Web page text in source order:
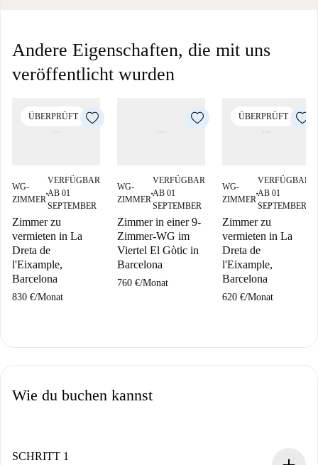
Andere Eigenschaften, die mit uns
veröffentlicht wurden
ÜBERPRÜFT
WG-
ZIMMER
■
VERFÜGBAR
AB 01
SEPTEMBER
Zimmer zu
vermieten in La
Dreta de
l'Eixample,
Barcelona
830 €/Monat
WG-
ZIMMER
■
VERFÜGBAR
AB 01
SEPTEMBER
Zimmer in einer 9-
Zimmer-WG im
Viertel El Gòtic in
Barcelona
760 €/Monat
ÜBERPRÜFT
WG-
ZIMMER
■
VERFÜGBAR
AB 01
SEPTEMBER
Zimmer zu
vermieten in La
Dreta de
l'Eixample,
Barcelona
620 €/Monat
Wie du buchen kannst
SCHRITT 1